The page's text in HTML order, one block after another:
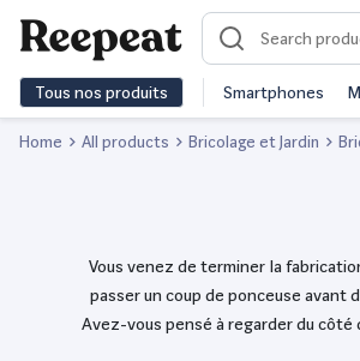
Tous nos produits Smartphones
Home All products Bricolage et Jardin
Vous venez de terminer la
passer un coup de ponceuse avant
Avez-vous pensé à regarder du